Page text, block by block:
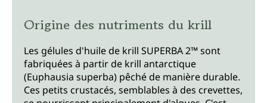
Origine des nutriments du krill
Les gélules d'huile de krill SUPERBA 2™ sont
fabriquées à partir de krill antarctique
(Euphausia superba) pêché de manière durable.
Ces petits crustacés, semblables à des crevettes,